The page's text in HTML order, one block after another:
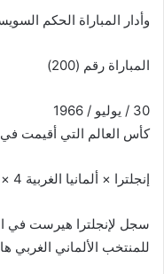
وأدار المباراة الحكم
المباراة رقم (200)
30 / يوليو / 1966
كأس العالم التي أقيمت في
إنجلترا × ألمانيا الغربية 4 × 2
للمنتخب الألماني الغربي